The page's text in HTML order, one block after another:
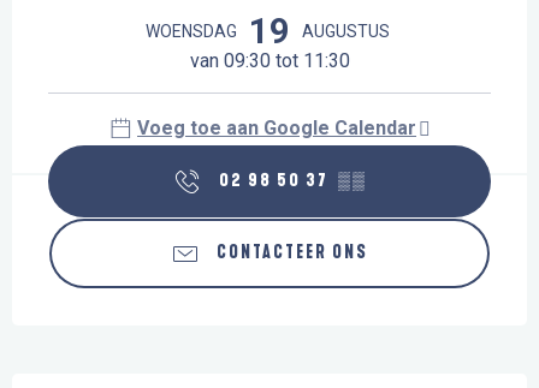
WOENSDAG 19 AUGUSTUS
van 09:30 tot 11:30
Voeg toe aan Google Calendar
02 98 50 37 ▒▒
CONTACTEER ONS